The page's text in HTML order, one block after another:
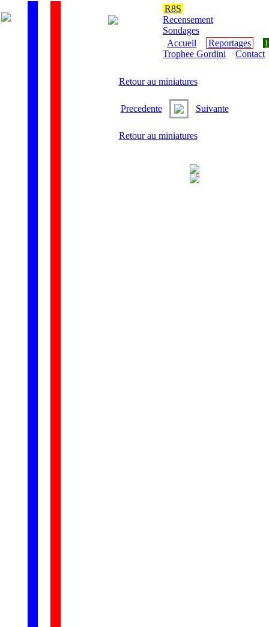
R8S
Recensement
Sondages
Accueil
Reportages
Trophee Gordini
Contact
Retour au miniatures
Precedente Suivante
Retour au miniatures